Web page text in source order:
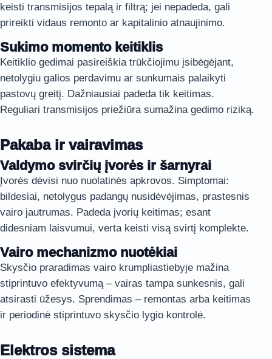
keisti transmisijos tepalą ir filtrą; jei nepadeda, gali
prireikti vidaus remonto ar kapitalinio atnaujinimo.
Sukimo momento keitiklis
Keitiklio gedimai pasireiškia trūkčiojimu įsibėgėjant,
netolygiu galios perdavimu ar sunkumais palaikyti
pastovų greitį. Dažniausiai padeda tik keitimas.
Reguliari transmisijos priežiūra sumažina gedimo riziką.
Pakaba ir vairavimas
Valdymo svirčių įvorės ir šarnyrai
Įvorės dėvisi nuo nuolatinės apkrovos. Simptomai:
bildesiai, netolygus padangų nusidėvėjimas, prastesnis
vairo jautrumas. Padeda įvorių keitimas; esant
didesniam laisvumui, verta keisti visą svirtį komplekte.
Vairo mechanizmo nuotėkiai
Skysčio praradimas vairo krumpliastiebyje mažina
stiprintuvo efektyvumą – vairas tampa sunkesnis, gali
atsirasti ūžesys. Sprendimas – remontas arba keitimas
ir periodinė stiprintuvo skysčio lygio kontrolė.
Elektros sistema